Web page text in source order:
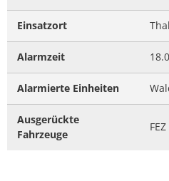
Einsatzort
Alarmzeit
Alarmierte Einheiten
Ausgerückte
Fahrzeuge